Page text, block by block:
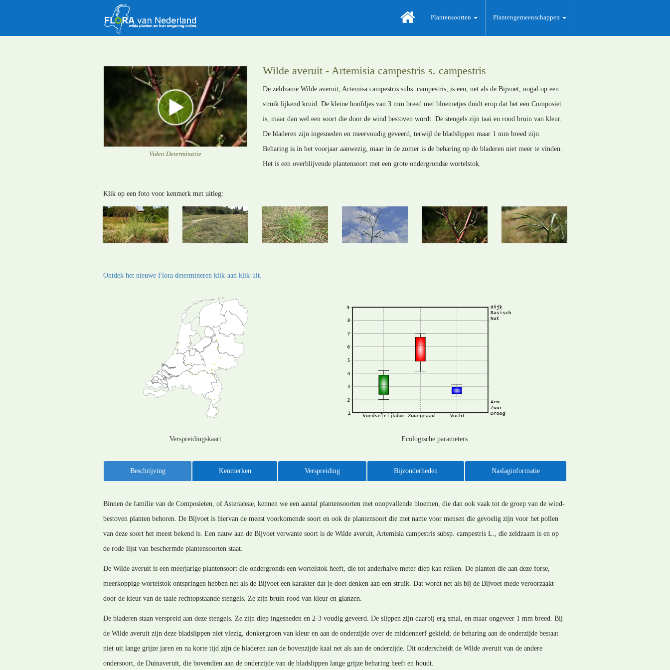
Plantensoorten Plantengemeenschappen
Video Determinatie
Wilde averuit - Artemisia campestris s. campestris
De zeldzame Wilde averuit, Artemisa campestris subs. campestris, is een, net als de Bijvoet, nogal op een
struik lijkend kruid. De kleine hoofdjes van 3 mm breed met bloemetjes duidt erop dat het een Composiet
is, maar dan wel een soort die door de wind bestoven wordt. De stengels zijn taai en rood bruin van kleur.
De bladeren zijn ingesneden en meervoudig geveerd, terwijl de bladslippen maar 1 mm breed zijn.
Beharing is in het voorjaar aanwezig, maar in de zomer is de beharing op de bladeren niet meer te vinden.
Het is een overblijvende plantensoort met een grote ondergrondse wortelstok.
Klik op een foto voor kenmerk met uitleg:
Ontdek het nieuwe Flora determineren klik-aan klik-uit.
Verspreidingskaart Ecologische parameters
Beschrijving Kenmerken Verspreiding Bijzonderheden Naslaginformatie
Binnen de familie van de Composieten, of Asteraceae, kennen we een aantal plantensoorten met onopvallende bloemen, die dan ook vaak tot de groep van de wind-
bestoven planten behoren. De Bijvoet is hiervan de meest voorkomende soort en ook de plantensoort die met name voor mensen die gevoelig zijn voor het pollen
van deze soort het meest bekend is. Een nauw aan de Bijvoet verwante soort is de Wilde averuit, Artemisia campestris subsp. campestris L., die zeldzaam is en op
de rode lijst van beschermde plantensoorten staat.
De Wilde averuit is een meerjarige plantensoort die ondergronds een wortelstok heeft, die tot anderhalve meter diep kan reiken. De planten die aan deze forse,
meerkoppige wortelstok ontspringen hebben net als de Bijvoet een karakter dat je doet denken aan een struik. Dat wordt net als bij de Bijvoet mede veroorzaakt
door de kleur van de taaie rechtopstaande stengels. Ze zijn bruin rood van kleur en glanzen.
De bladeren staan verspreid aan deze stengels. Ze zijn diep ingesneden en 2-3 voudig geveerd. De slippen zijn daarbij erg smal, en maar ongeveer 1 mm breed. Bij
de Wilde averuit zijn deze bladslippen niet vlezig, donkergroen van kleur en aan de onderzijde over de middennerf gekield; de beharing aan de onderzijde bestaat
niet uit lange grijze jaren en na korte tijd zijn de bladeren aan de bovenzijde kaal net als aan de onderzijde. Dit onderscheidt de Wilde averuit van de andere
ondersoort, de Duinaveruit, die bovendien aan de onderzijde van de bladslippen lange grijze beharing heeft en houdt.